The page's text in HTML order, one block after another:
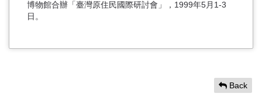
博物館合辦「臺灣原住民國際研討會」，1999年5月1-3
日。
Back